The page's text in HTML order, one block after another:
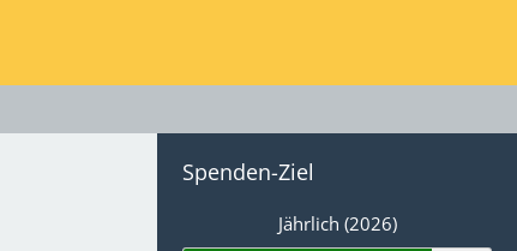
Spenden-Ziel
Jährlich (2026)